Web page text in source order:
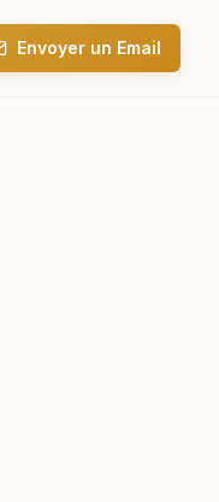
Envoyer un Email